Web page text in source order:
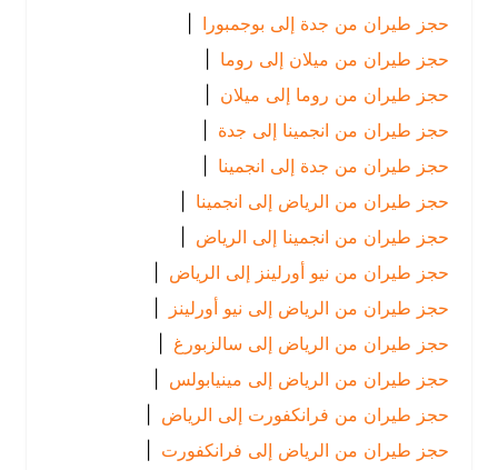
حجز طيران من جدة إلى بوجمبورا |
حجز طيران من ميلان إلى روما
|
حجز طيران من روما إلى ميلان |
حجز طيران من انجمينا إلى جدة
حجز طيران من جدة إلى انجمينا |
حجز طيران من الرياض إلى انجمينا |
حجز طيران من انجمينا إلى الرياض
|
حجز طيران من نيو أورلينز إلى الرياض
|
حجز طيران من الرياض إلى نيو أورلينز |
حجز طيران من الرياض إلى سالزبورغ |
حجز طيران من الرياض إلى مينيابولس |
حجز طيران من فرانكفورت إلى الرياض
|
حجز طيران من الرياض إلى فرانكفورت |